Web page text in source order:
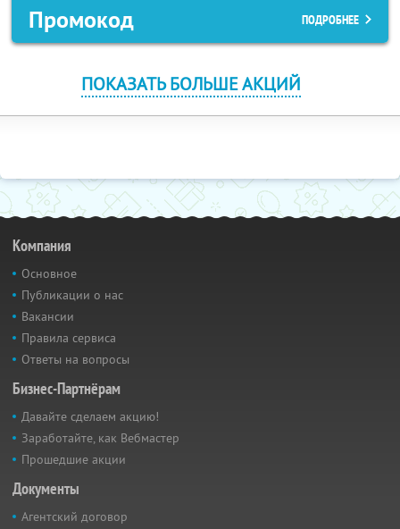
Промокод ПОДРОБНЕЕ
ПОКАЗАТЬ БОЛЬШЕ АКЦИЙ
Компания
Основное
Публикации о нас
Вакансии
Правила сервиса
Ответы на вопросы
Бизнес-Партнёрам
Давайте сделаем акцию!
Заработайте, как Вебмастер
Прошедшие акции
Документы
Агентский договор